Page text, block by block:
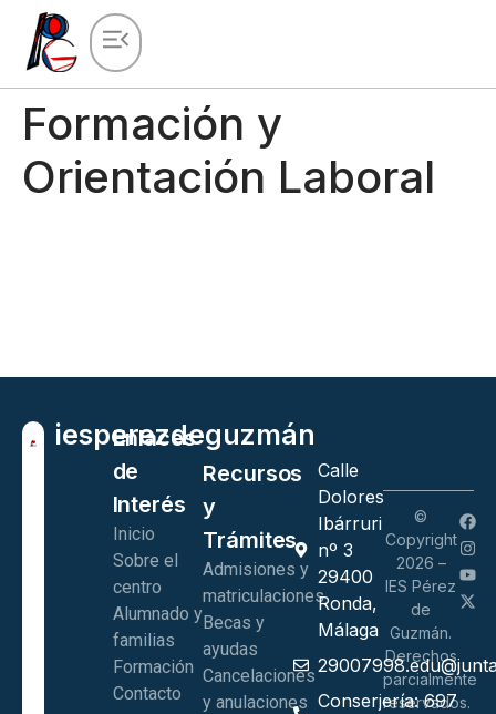
Formación y
Orientación Laboral
iesperezdeguzmán
Enlaces
de
Interés
Inicio
Sobre el
centro
Alumnado y
familias
Formación
Contacto
Recursos
y
Trámites
Admisiones y
matriculaciones
Becas y
ayudas
Cancelaciones
y anulaciones
Calle
Dolores
Ibárruri
nº 3
29400
Ronda,
Málaga
Conserjería: 697
©
Copyright
2026 –
IES Pérez
de
Guzmán.
Derechos
parcialmente
reservados.